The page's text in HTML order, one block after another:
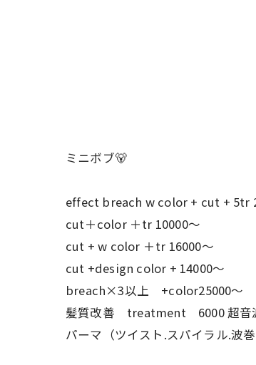
ミニボブ🐻
effect breach w color + cut + 5tr
cut＋color ＋tr 10000〜
cut + w color ＋tr 16000〜
cut +design color + 14000〜
breach×3以上 +color25000〜
髪質改善 treatment 6000 超音
パーマ（ツイスト.スパイラル.波